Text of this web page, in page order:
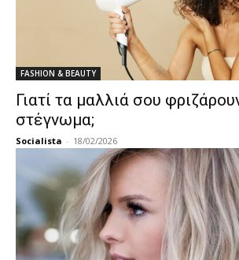
FASHION & BEAUTY
Γιατί τα μαλλιά σου
στέγνωμα;
Socialista - 18/02/2026